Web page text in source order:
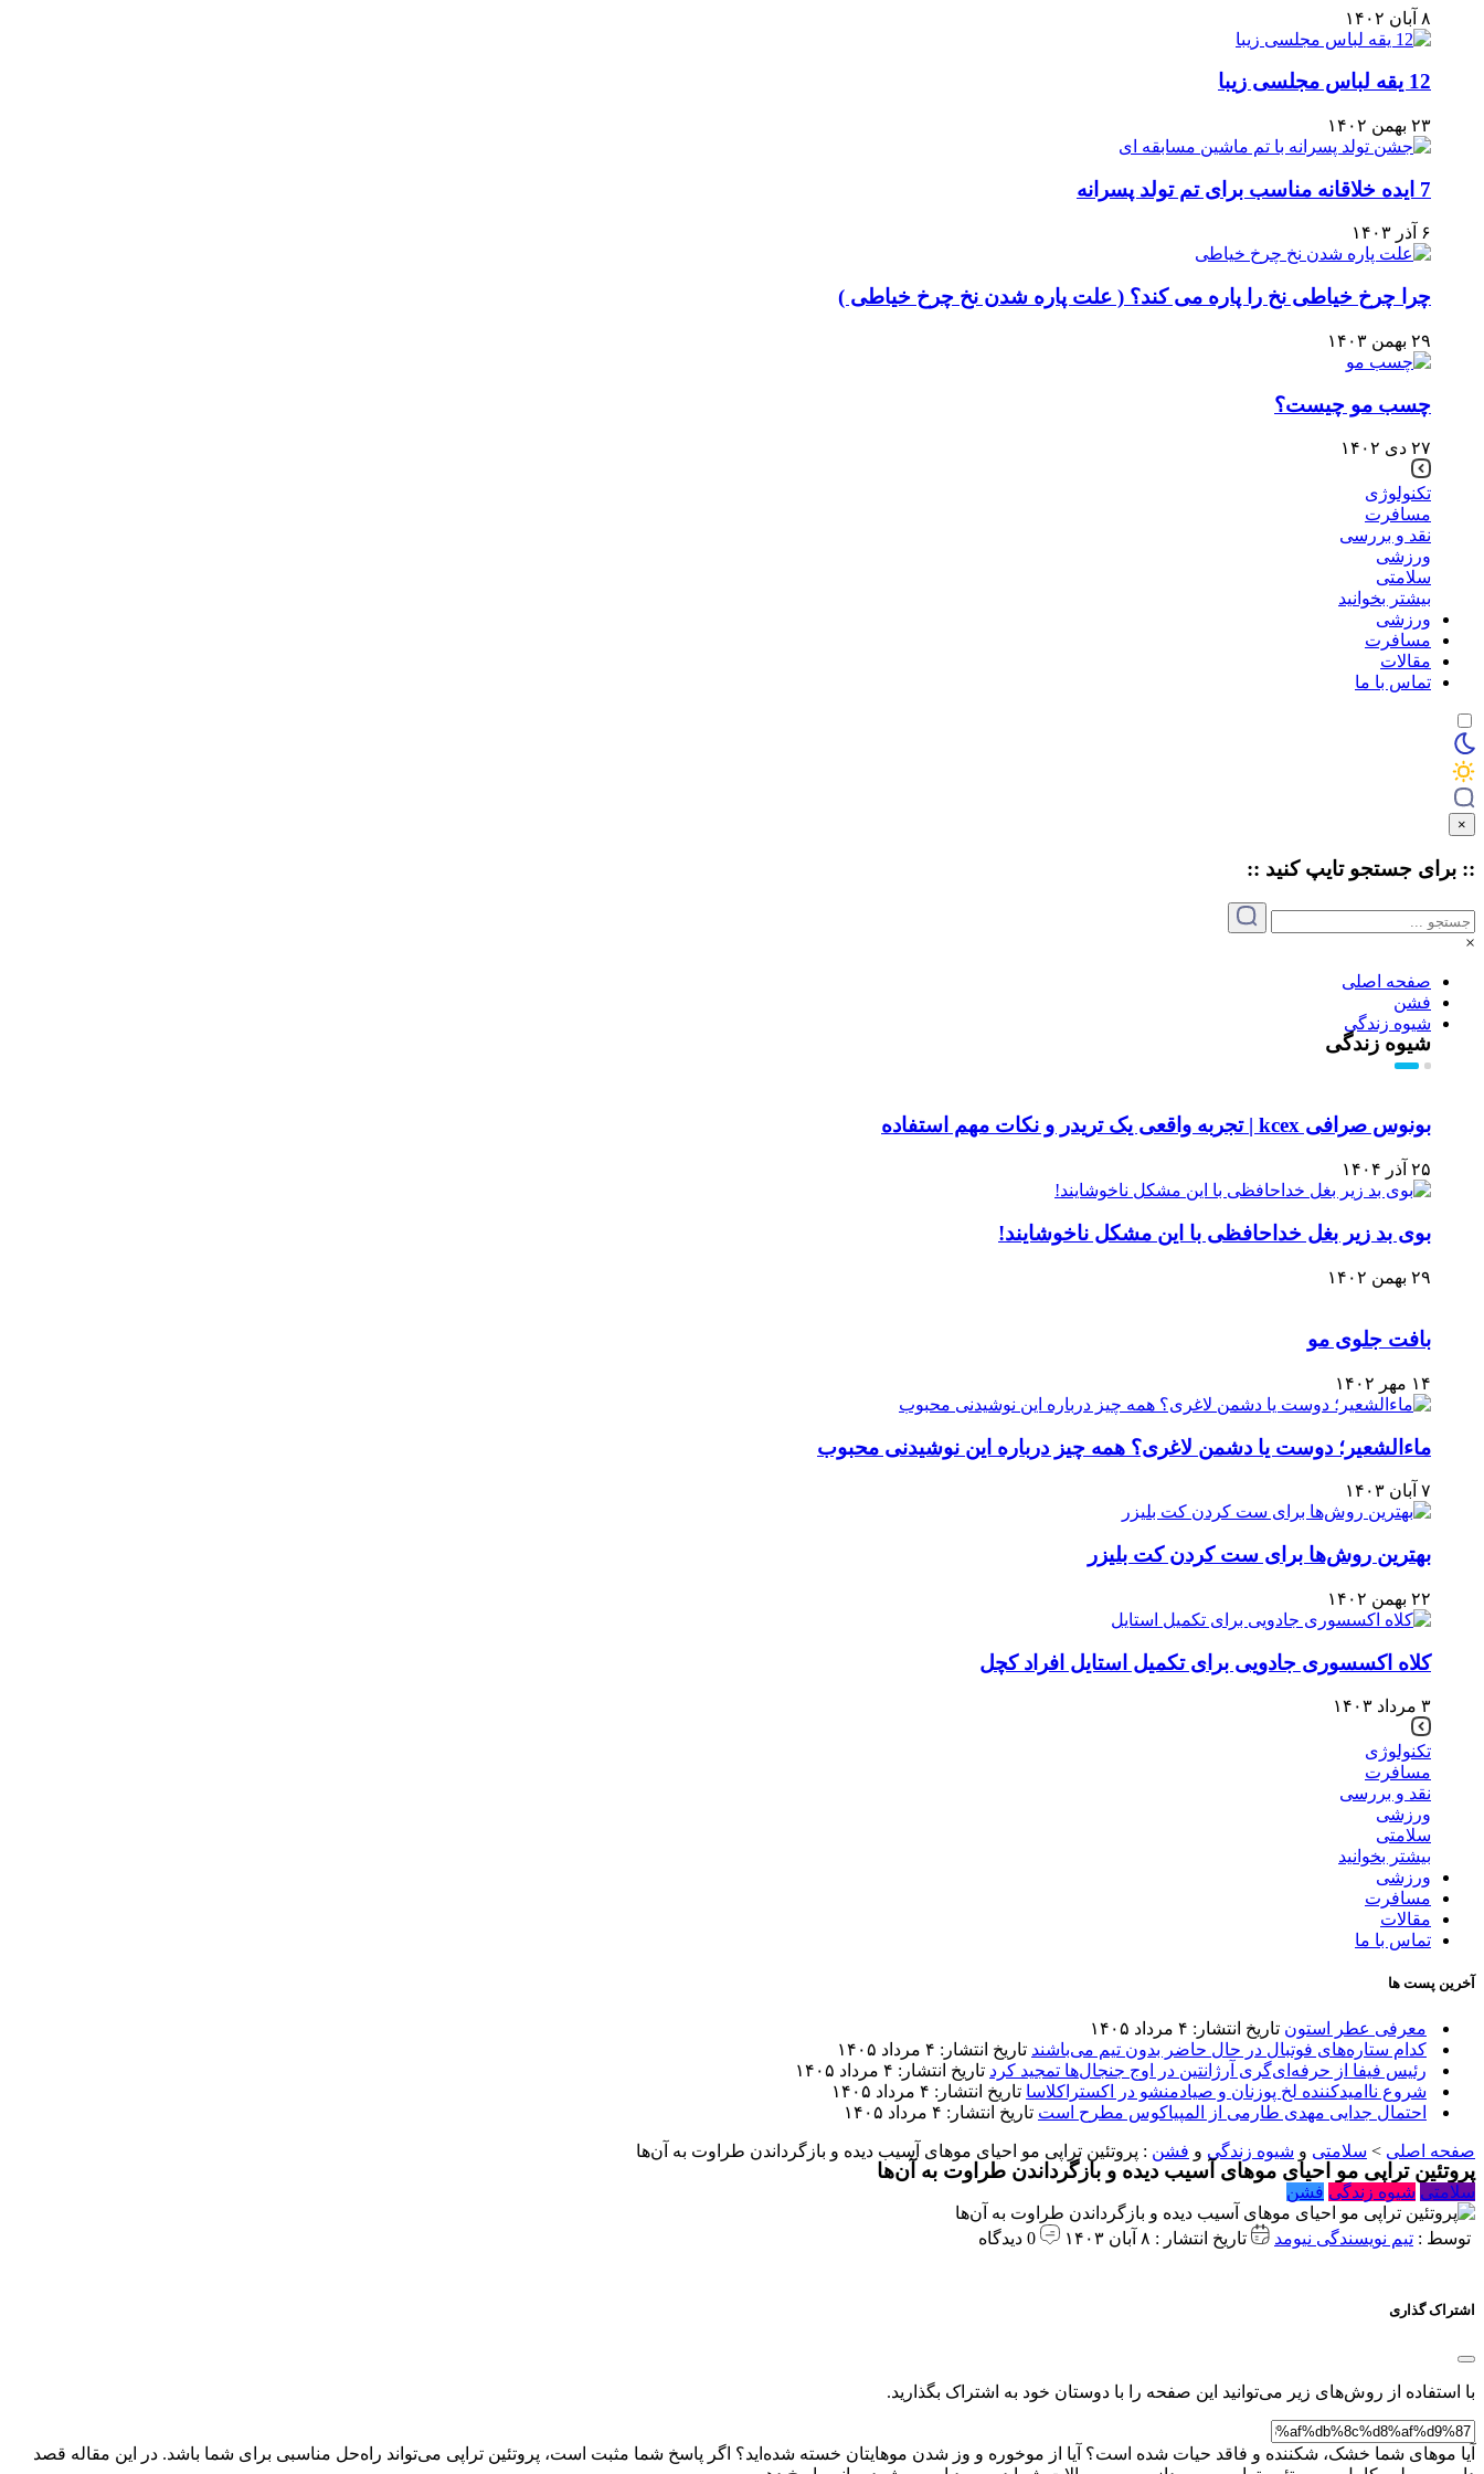
۸ آبان ۱۴۰۲
12 یقه لباس مجلسی زیبا
۲۳ بهمن ۱۴۰۲
7 ایده خلاقانه مناسب برای تم تولد پسرانه
۶ آذر ۱۴۰۳
چرا چرخ خیاطی نخ را پاره می کند؟ ( علت پاره شدن نخ چرخ خیاطی )
۲۹ بهمن ۱۴۰۳
چسب مو چیست؟
۲۷ دی ۱۴۰۲
تکنولوژی
مسافرت
نقد و بررسی
ورزشی
سلامتی
بیشتر بخوانید
ورزشی
مسافرت
مقالات
تماس با ما
×
:: برای جستجو تایپکنید ::
×
صفحه اصلی
فشن
شیوه زندگی
شیوه زندگی
بونوس صرافی kcex | تجربه واقعی یک تریدر و نکات مهم استفاده
۲۵ آذر ۱۴۰۴
بوی بد زیر بغل خداحافظی با این مشکل ناخوشایند!
۲۹ بهمن ۱۴۰۲
بافت جلوی مو
۱۴ مهر ۱۴۰۲
ماءالشعیر؛ دوست یا دشمن لاغری؟ همه چیز درباره این نوشیدنی محبوب
۷ آبان ۱۴۰۳
بهترین روش‌ها برای ست کردن کت بلیزر
۲۲ بهمن ۱۴۰۲
کلاه اکسسوری جادویی برای تکمیل استایل افراد کچل
۳ مرداد ۱۴۰۳
تکنولوژی
مسافرت
نقد و بررسی
ورزشی
سلامتی
بیشتر بخوانید
ورزشی
مسافرت
مقالات
تماس با ما
آخرین پست ها
معرفی عطر استون تاریخ انتشار: ۴ مرداد ۱۴۰۵
کدام ستاره‌های فوتبال در حال حاضر بدون تیم می‌باشند تاریخ انتشار: ۴ مرداد ۱۴۰۵
رئیس فیفا از حرفه‌ای‌گری آرژانتین در اوج جنجال‌ها تمجید کرد تاریخ انتشار: ۴ مرداد ۱۴۰۵
شروع ناامیدکننده لخ پوزنان و صیادمنشو در اکستراکلاسا تاریخ انتشار: ۴ مرداد ۱۴۰۵
احتمال جدایی مهدی طارمی از المپیاکوس مطرح است تاریخ انتشار: ۴ مرداد ۱۴۰۵
صفحه اصلی > سلامتی و شیوه زندگی و فشن : پروتئین تراپی مو احیای موهای آسیب دیده و بازگرداندن طراوت به آن‌ها
پروتئین تراپی مو احیای موهای آسیب دیده و بازگرداندن طراوت به آن‌ها
سلامتی شیوه زندگی فشن
توسط : تیم نویسندگی نیومد تاریخ انتشار : ۸ آبان ۱۴۰۳
اشتراک گذاری
با استفاده از روش‌های زیر می‌توانید این صفحه را با دوستان خود به اشتراک بگذارید.
آیا موهای شما خشک، شکننده و فاقد حیات شده است؟ آیا از موخوره و وز شدن موهایتان خسته شده‌اید؟ اگر پاسخ شما مثبت است، پروتئین تراپی می‌تواند راه‌حل مناسبی برای شما باشد. در این مقاله قصد